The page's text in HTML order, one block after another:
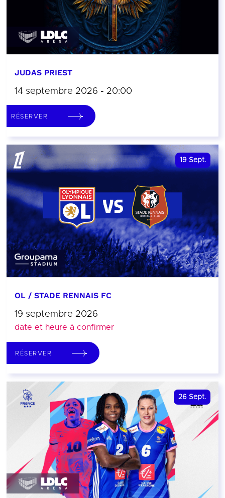
JUDAS PRIEST
14 septembre 2026 - 20:00
RÉSERVER
19 Sept.
OL / STADE RENNAIS FC
19 septembre 2026
date et heure à confirmer
RÉSERVER
26 Sept.